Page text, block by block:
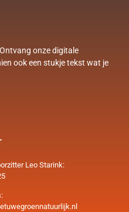
onze digitale
ook een stukje tekst wat je
Leo Starink: